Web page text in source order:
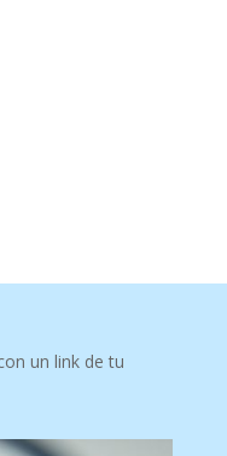
un link de tu